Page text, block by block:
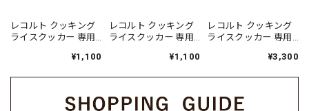
レコルト クッキング
ライスクッカー 専用
RCR-2SP(W)（対応型
¥1,100
レコルト クッキング
ライスクッカー 専用
RCR-2SP(GY)（対応
¥1,100
レコルト クッキング
ライスクッカー 専用
¥3,300